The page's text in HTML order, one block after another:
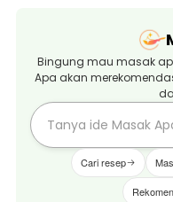
Bingung mau masak
Apa akan
Cari resep